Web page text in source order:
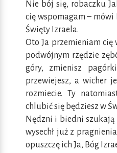
Nie bój się, robaczku
cię wspomagam –
Święty Izraela.
Oto Ja przemieniam cię
podwójnym rzędzie
góry, zmienisz
przewiejesz, a wicher
rozmiecie. Ty
chlubić się będziesz w
Nędzni i biedni szukają
wysechł już z
opuszczę ich Ja, Bóg